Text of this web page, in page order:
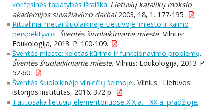
konfesinės tapatybės išraiška. Lietuvių katalikų mokslo
akademijos suvažiavimo darbai2003, 18, 1, 177-195.
Ritualiniai metai šiuolaikinėje Lietuvoje: miesto ir kaimo
perspektyvos. Šventės šiuolaikiniame mieste. Vilnius:
Edukologija, 2013. P. 100-109.
Šventės mieste: keletas kūrimo ir funkcionavimo problemų.
Šventės šiuolaikiniame mieste. Vilnius: Edukologija, 2013. P.
52-60.
Šventės šiuolaikinėje vilniečių šeimoje.. Vilnius : Lietuvos
istorijos institutas, 2016. 372 p.
Tautosaka lietuvių elementoriuose XIX a. - XX a. pradžioje..